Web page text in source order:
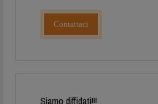
Contattaci
Siamo diffidati!!!